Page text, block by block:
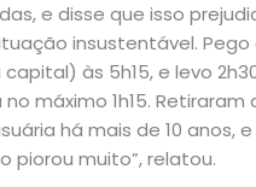
e disse que isso
insustentável.
às 5h15, e levo
máximo 1h15.
há mais de 10 anos,
piorou muito”, relatou.